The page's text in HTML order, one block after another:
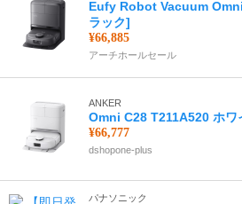
Eufy Robot Vacuum
ラック]
¥66,885
アーチホールセール
ANKER
Omni C28 T211A520 ホワ
¥66,777
dshopone-plus
パナソニック